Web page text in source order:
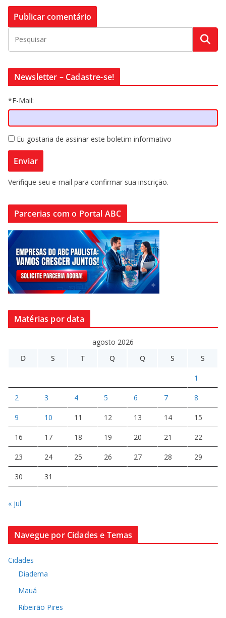
Newsletter – Cadastre-se!
*E-Mail:
Eu gostaria de assinar este boletim informativo
Verifique seu e-mail para confirmar sua inscrição.
Parcerias com o Portal ABC
Matérias por data
agosto 2026
D
S T Q Q S S
1
2 3 4 5 6 7 8
9 10 11 12 13 14 15
16 17 18 19 20 21 22
23 24 25 26 27 28 29
30 31
« jul
Navegue por Cidades e Temas
Cidades
Diadema
Mauá
Ribeirão Pires